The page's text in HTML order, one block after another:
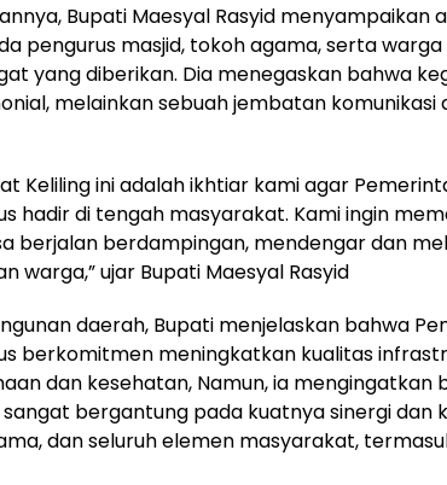
Bupati Maesyal Rasyid menyampaikan
pengurus masjid, tokoh agama, serta
yang diberikan. Dia menegaskan bahwa
melainkan sebuah jembatan
Keliling ini adalah ikhtiar kami agar
hadir di tengah masyarakat. Kami ingin
berjalan berdampingan, mendengar dan
warga,” ujar Bupati Maesyal Rasyid
daerah, Bupati menjelaskan bahwa
berkomitmen meningkatkan kualitas
dan kesehatan, Namun, ia mengingatkan
bergantung pada kuatnya sinergi dan
dan seluruh elemen masyarakat,